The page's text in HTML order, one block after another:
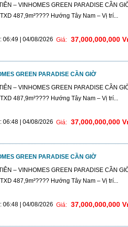
– VINHOMES GREEN PARADISE CẦN
487,9m²???? Hướng Tây Nam – Vị trí...
06:49 | 04/08/2026 Giá: 37,000,000,000
GREEN PARADISE CẦN GIỜ
– VINHOMES GREEN PARADISE CẦN
487,9m²???? Hướng Tây Nam – Vị trí...
06:48 | 04/08/2026 Giá: 37,000,000,000
GREEN PARADISE CẦN GIỜ
– VINHOMES GREEN PARADISE CẦN
487,9m²???? Hướng Tây Nam – Vị trí...
06:48 | 04/08/2026 Giá: 37,000,000,000